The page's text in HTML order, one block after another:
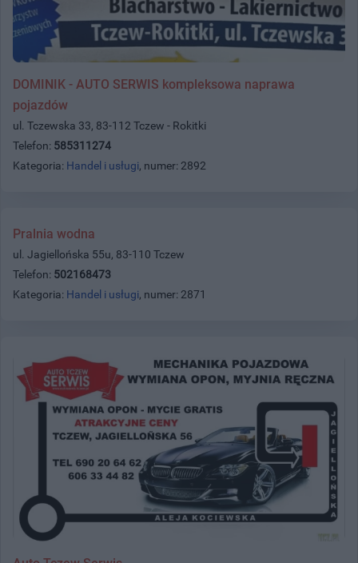
DOMINIK - AUTO SERWIS kompleksowa naprawa
pojazdów
ul. Tczewska 33, 83-112 Tczew - Rokitki
Telefon: 585311274
Kategoria: Handel i usługi, numer: 2892
Pralnia wodna
ul. Jagiellońska 55u, 83-110 Tczew
Telefon: 502168473
Kategoria: Handel i usługi, numer: 2871